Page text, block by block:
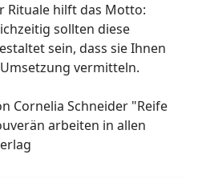
Rituale hilft das Motto:
sollten diese
sein, dass sie Ihnen
vermitteln.
Cornelia Schneider "Reife
arbeiten in allen